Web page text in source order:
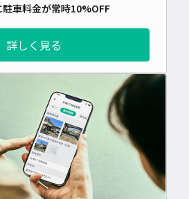
車料金が常時10%OFF
詳しく見る